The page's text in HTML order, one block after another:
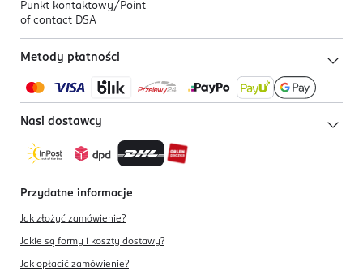
Punkt kontaktowy/ Point
of contact DSA
Metody płatności
Nasi dostawcy
Przydatne informacje
Jak złożyć zamówienie?
Jakie są formy i koszty dostawy?
Jak opłacić zamówienie?